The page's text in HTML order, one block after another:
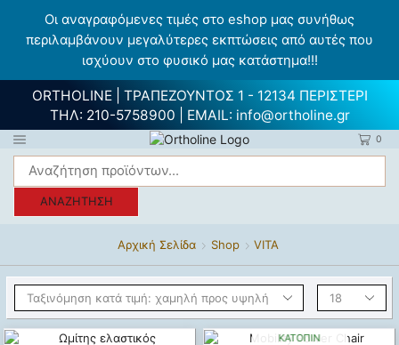
Οι αναγραφόμενες τιμές στο eshop μας συνήθως
περιλαμβάνουν μεγαλύτερες εκπτώσεις από αυτές που
ισχύουν στο φυσικό μας κατάστημα!!!
ORTHOLINE | ΤΡΑΠΕΖΟΥΝΤΟΣ 1 - 12134 ΠΕΡΙΣΤΕΡΙ
ΤΗΛ: 210-5758900 | EMAIL: info@ortholine.gr
0
ΑΝΑΖΉΤΗΣΗ
Αρχική Σελίδα Shop VITA
ΔΙΑΘΈΣΙΜΟ
ΚΑΤΌΠΙΝ